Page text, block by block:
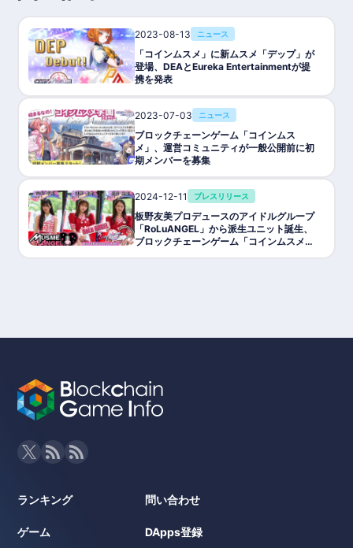
2023-08-13 ニュース
「コインムスメ」に新ムスメ「デップ」が
登場、DEAとEureka Entertainmentが提
携を発表
2023-07-03 ニュース
ブロックチェーンゲーム「コインムス
メ」、運営コミュニティが一般公開前に初
期メンバーを募集
2024-12-11 プレスリリース
板野友美プロデュースのアイドルグループ
「RoLuANGEL」から派生ユニット誕生、
ブロックチェーンゲーム「コインムスメ」
ランキング
ゲーム
問い合わせ
DApps登録